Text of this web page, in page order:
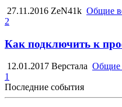
27.11.2016 ZeN41k Общие
2
Как подключить к
12.01.2017 Верстала Общие
1
Последние события